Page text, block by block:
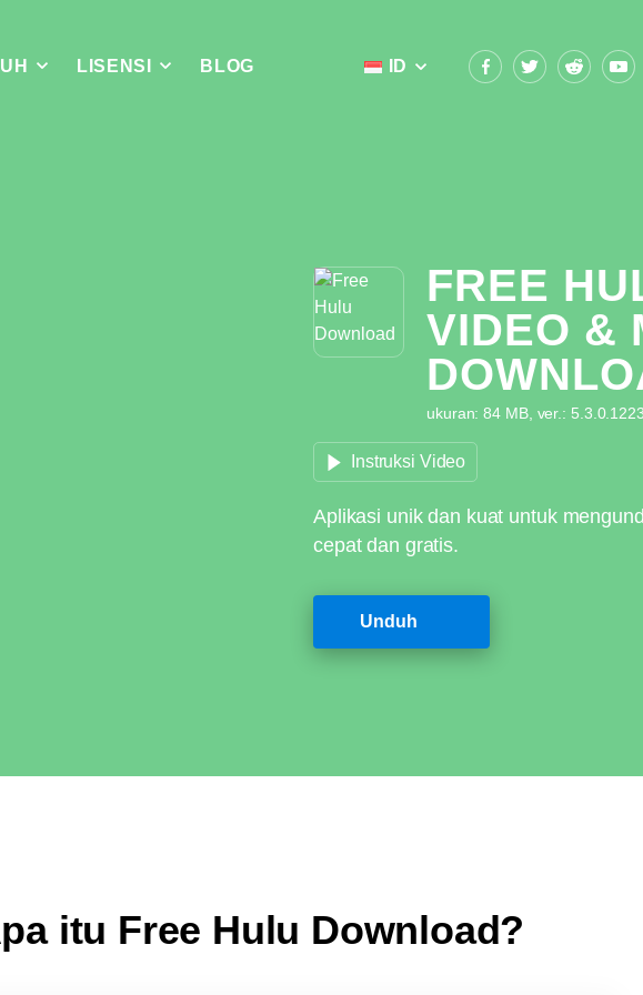
LISENSI BLOG ID
FREE
VIDEO &
ukuran: 84 MB, ver.: 5.3.0.1223
Instruksi Video
Aplikasi unik dan kuat untuk
cepat dan gratis.
Unduh
itu Free Hulu Download?